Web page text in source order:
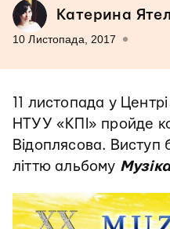
Катерина
10 Листопада, 2017
11 листопада у
НТУУ «КПІ» пройде
Відоплясова. Виступ
літтю альбому